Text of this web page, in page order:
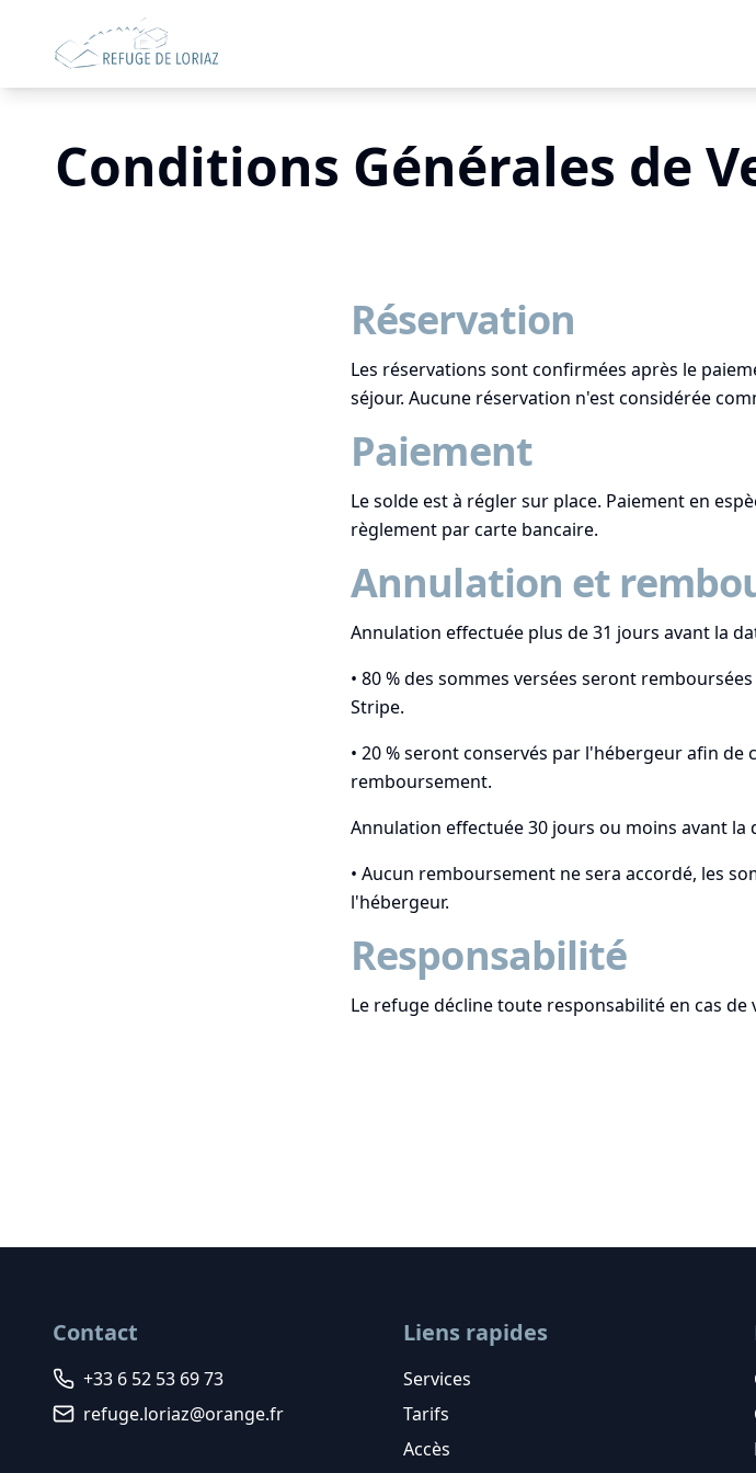
Conditions Générales de
Réservation
Les réservations sont confirmées après le
séjour. Aucune réservation n'est considérée
Paiement
Le solde est à régler sur place. Paiement en
règlement par carte bancaire.
Annulation et
Annulation effectuée plus de 31 jours avant la
• 80 % des sommes versées seront
Stripe.
• 20 % seront conservés par l'hébergeur afin
remboursement.
Annulation effectuée 30 jours ou moins avant la
• Aucun remboursement ne sera accordé, les
l'hébergeur.
Responsabilité
Le refuge décline toute responsabilité en cas
Contact
+33 6 52 53 69 73
refuge.loriaz@orange.fr
Liens rapides
Services
Tarifs
Accès